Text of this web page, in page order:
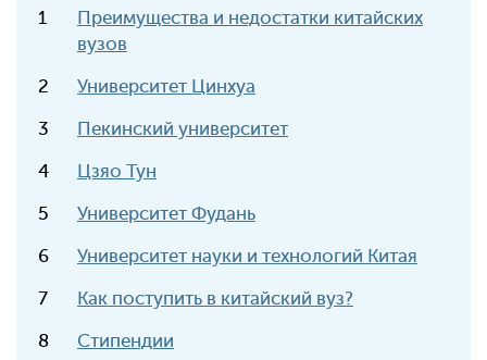
Преимущества и недостатки китайских
вузов
Университет Цинхуа
Пекинский университет
Цзяо Тун
Университет Фудань
Университет науки и технологий Китая
Как поступить в китайский вуз?
Стипендии